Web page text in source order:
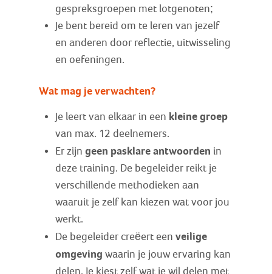
gespreksgroepen met lotgenoten;
Je bent bereid om te leren van jezelf
en anderen door reflectie, uitwisseling
en oefeningen.
Wat mag je verwachten?
Je leert van elkaar in een kleine groep
van max. 12 deelnemers.
Er zijngeen pasklare antwoorden in
deze training. De begeleider reikt je
verschillende methodieken aan
waaruit je zelf kan kiezen wat voor jou
werkt.
De begeleider creëert eenveilige
omgeving waarin je jouw ervaring kan
delen. Je kiest zelf wat je wil delen met